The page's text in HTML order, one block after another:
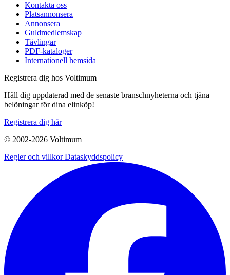
Kontakta oss
Platsannonsera
Annonsera
Guldmedlemskap
Tävlingar
PDF-kataloger
Internationell hemsida
Registrera dig hos Voltimum
Håll dig uppdaterad med de senaste branschnyheterna och tjäna
belöningar för dina elinköp!
Registrera dig här
© 2002-2026 Voltimum
Regler och villkorDataskyddspolicy